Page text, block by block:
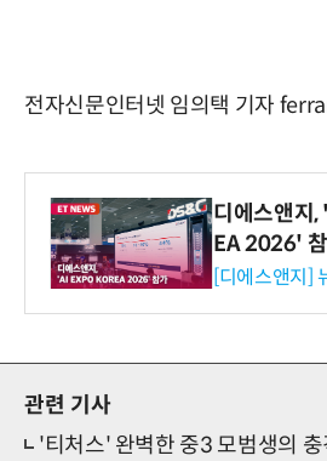
전자신문인터넷 임의택 기자
디에스앤지
EA 2026'
생애주기 아
[디에스앤지]
관련 기사
'티처스' 완벽한 중3 모범생의 충격 결